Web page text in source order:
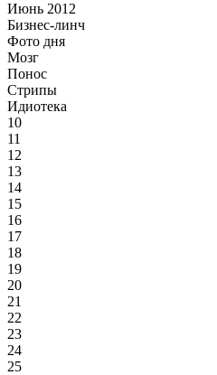
Июнь 2012
Бизнес-линч
Фото дня
Мозг
Понос
Стрипы
Идиотека
10
11
12
13
14
15
16
17
18
19
20
21
22
23
24
25